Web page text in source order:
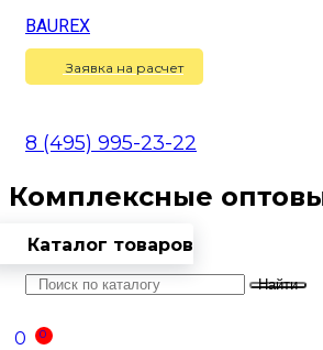
BAUREX
Заявка на расчет
8 (495) 995-23-22
Комплексные
Каталог товаров
Найти
0
0